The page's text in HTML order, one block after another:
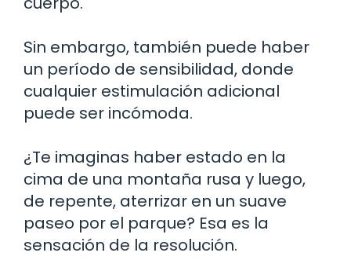
Sin embargo, también puede haber
un período de sensibilidad, donde
cualquier estimulación adicional
puede ser incómoda.
¿Te imaginas haber estado en la
cima de una montaña rusa y luego,
de repente, aterrizar en un suave
paseo por el parque? Esa es la
sensación de la resolución.